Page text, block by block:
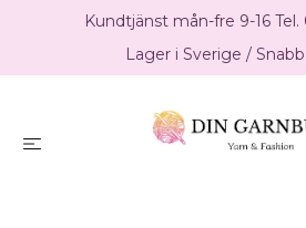
Kundtjänst mån-fre 9-16 Tel.
Lager i Sverige /